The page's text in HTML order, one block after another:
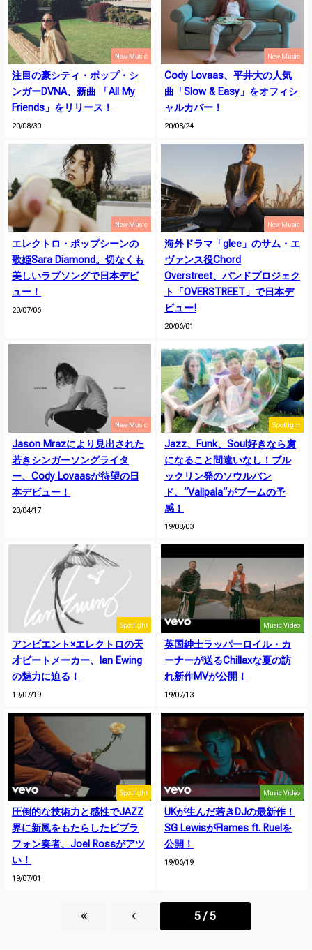
New Music
注目の豪シティ・ポップ・シ
ンガーDVNA、新曲 「All My
Friends」をリリース！
20/08/30
New Music
Cody Lovaas、平井大の人気
曲「Slow & Easy」をオフィシ
ャルカバー！
20/08/24
New Music
エレクトロ・ポップシーンの
歌姫Sara Diamond。切なくも
美しいラブソングで日本デビ
ュー！
20/07/06
New Music
海外ドラマ「glee」のサム・エ
ヴァンス役Chord
Overstreet、バンドプロジェク
ト「OVERSTREET」で日本デ
ビュー!
20/06/01
New Music
Jason Mrazにより見出された
若きシンガーソングライタ
ー、Cody Lovaasが待望の日
本デビュー！
20/04/17
Spotlight
Jazz、Funk、Soul好きなら虜
になること間違いなし！ブル
ックリン発のソウルバン
ド、“Valipala“がブームの予
感！
19/08/03
Spotlight
アンビエント×エレクトロの天
才ビートメーカー、Ian Ewing
の魅力に迫る！
19/07/19
Music Video
英国紳士ラッパーロイル・カ
ーナーが送るChillaxな夏の訪
れ新作MVが公開！
19/07/13
Spotlight
圧倒的な技術力と感性でJAZZ
界に新風をもたらしたビブラ
フォン奏者、Joel Rossがアツ
い！
19/07/01
Music Video
UKが生んだ若きDJの最新作！
SG LewisがFlames ft. Ruelを
公開！
19/06/19
5 / 5